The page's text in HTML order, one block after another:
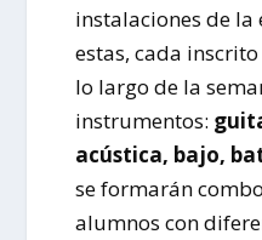
instalaciones de la
estas, cada
lo largo de la
instrumentos:
acústica, bajo,
se formarán
alumnos con